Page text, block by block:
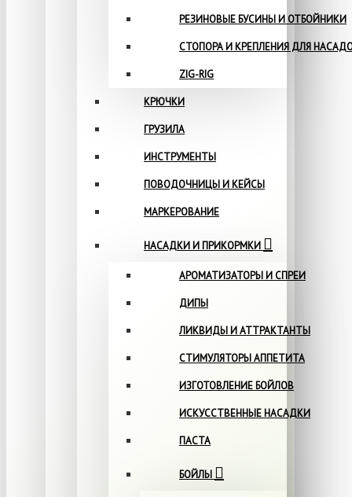
РЕЗИНОВЫЕ БУСИНЫ И ОТБОЙНИКИ
СТОПОРА И КРЕПЛЕНИЯ ДЛЯ
ZIG-RIG
КРЮЧКИ
ГРУЗИЛА
ИНСТРУМЕНТЫ
ПОВОДОЧНИЦЫ И КЕЙСЫ
МАРКЕРОВАНИЕ
НАСАДКИ И ПРИКОРМКИ
АРОМАТИЗАТОРЫ И СПРЕИ
ДИПЫ
ЛИКВИДЫ И АТТРАКТАНТЫ
СТИМУЛЯТОРЫ АППЕТИТА
ИЗГОТОВЛЕНИЕ БОЙЛОВ
ИСКУССТВЕННЫЕ НАСАДКИ
ПАСТА
БОЙЛЫ